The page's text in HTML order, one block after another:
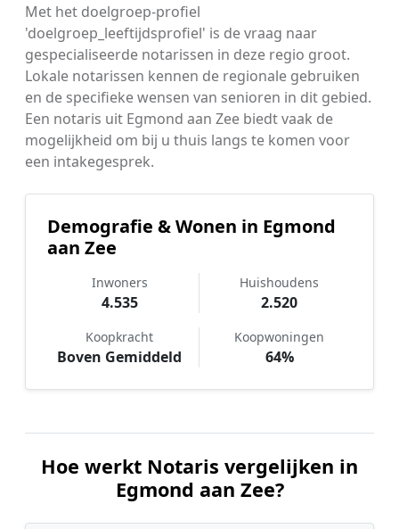
Met het doelgroep-profiel
'doelgroep_leeftijdsprofiel' is de vraag naar
gespecialiseerde notarissen in deze regio groot.
Lokale notarissen kennen de regionale gebruiken
en de specifieke wensen van senioren in dit gebied.
Een notaris uit Egmond aan Zee biedt vaak de
mogelijkheid om bij u thuis langs te komen voor
een intakegesprek.
Demografie & Wonen in Egmond
aan Zee
Inwoners
4.535
Huishoudens
2.520
Koopkracht
Boven Gemiddeld
Koopwoningen
64%
Hoe werkt Notaris vergelijken in
Egmond aan Zee?